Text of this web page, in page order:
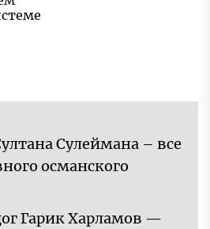
Сулеймана – все
османского
Гарик Харламов —